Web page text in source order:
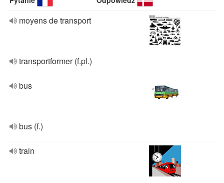
moyens de transport
transportformer (f.pl.)
bus
bus (f.)
train